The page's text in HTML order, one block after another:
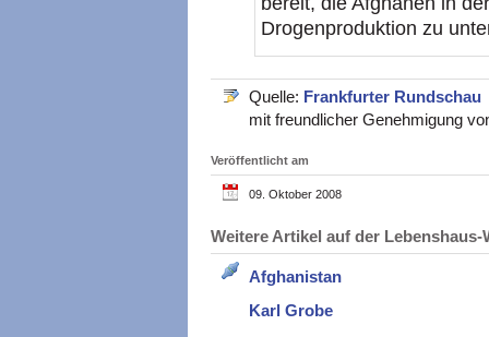
Drogenproduktion zu
Quelle: Frankfurter Rundschau
mit freundlicher Genehmigung
Veröffentlicht am
09. Oktober 2008
Weitere Artikel auf der
Afghanistan
Karl Grobe